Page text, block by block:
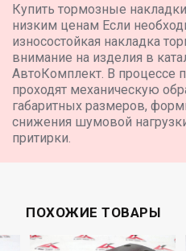
Купить тормозные
низким ценам Если
износостойкая накладка
внимание на изделия в
АвтоКомплект. В процессе
проходят механическую
габаритных размеров,
снижения шумовой
притирки.
ПОХОЖИЕ ТОВАРЫ